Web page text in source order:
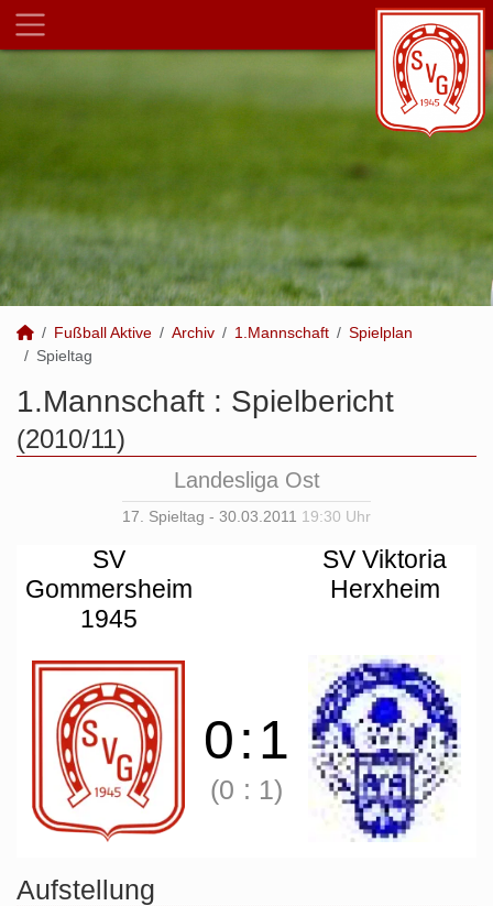
Fußball Aktive Archiv 1.Mannschaft
Spielplan
Spieltag
1.Mannschaft : Spielbericht
(2010/11)
Landesliga Ost
17. Spieltag - 30.03.2011 19:30 Uhr
SV
Gommersheim
1945
SV Viktoria
Herxheim
0:1
(0 : 1)
Aufstellung